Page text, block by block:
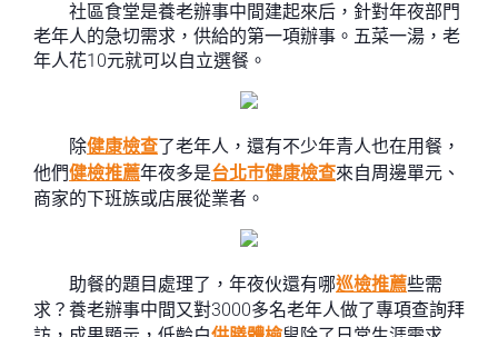
社區食堂是養老辦事中間建起來后，針對年夜部門
老年人的急切需求，供給的第一項辦事。五菜一湯，老
年人花10元就可以自立選餐。
除健康檢查了老年人，還有不少年青人也在用餐，
他們健檢推薦年夜多是台北巿健康檢查來自周邊單元、
商家的下班族或店展從業者。
助餐的題目處理了，年夜伙還有哪巡檢推薦些需
求？養老辦事中間又對3000多名老年人做了專項查詢拜